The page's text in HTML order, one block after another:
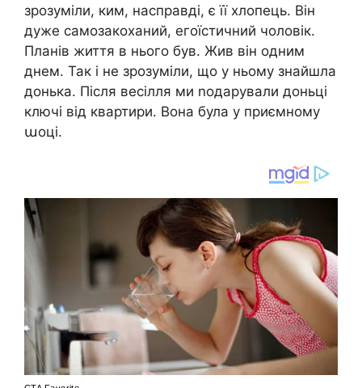
зрозуміли, ким, насправді, є її хлопець. Він
дуже самозакоханий, егоїстичний чоловік.
Планів життя в нього був. Жив він одним
днем. Так і не зрозуміли, що у ньому знайшла
донька. Після весілля ми nодарували доньці
ключі від квартири. Вона була у приємному
աоці.